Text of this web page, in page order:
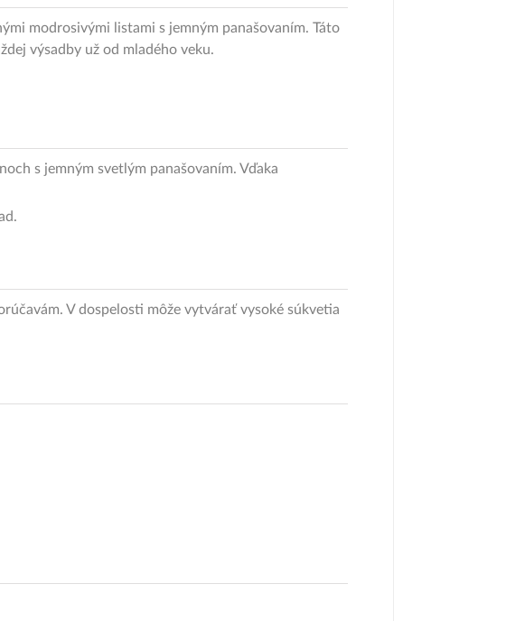
modrosivými listami s jemným panašovaním. Táto
výsadby už od mladého veku.
s jemným svetlým panašovaním. Vďaka
V dospelosti môže vytvárať vysoké súkvetia